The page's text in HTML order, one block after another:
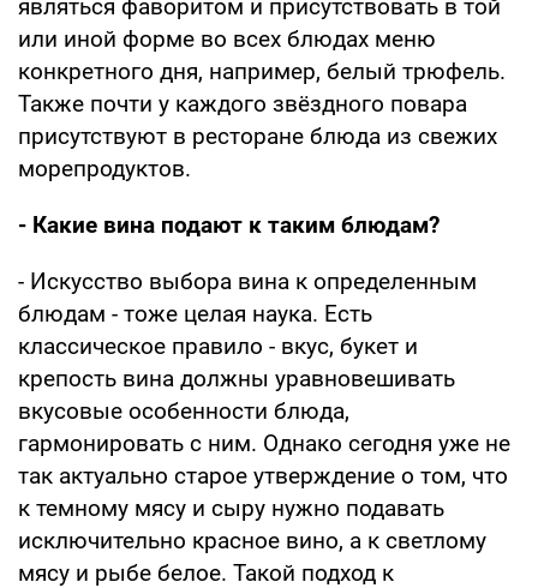
являться фаворитом и присутствовать в той
или иной форме во всех блюдах меню
конкретного дня, например, белый трюфель.
Также почти у каждого звёздного повара
присутствуют в ресторане блюда из свежих
морепродуктов.
- Какие вина подают к таким блюдам?
- Искусство выбора вина к определенным
блюдам - тоже целая наука. Есть
классическое правило - вкус, букет и
крепость вина должны уравновешивать
вкусовые особенности блюда,
гармонировать с ним. Однако сегодня уже не
так актуально старое утверждение о том, что
к темному мясу и сыру нужно подавать
исключительно красное вино, а к светлому
мясу и рыбе белое. Такой подход к